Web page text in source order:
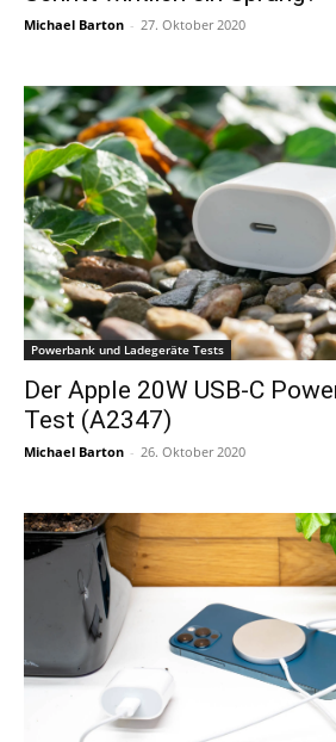
Michael Barton - 27. Oktober 2020
Powerbank und Ladegeräte Tests
Der Apple 20W USB-C
Test (A2347)
Michael Barton - 26. Oktober 2020